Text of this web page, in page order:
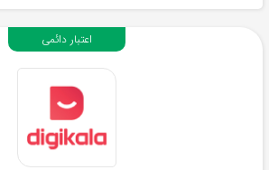
اعتبار دائمی